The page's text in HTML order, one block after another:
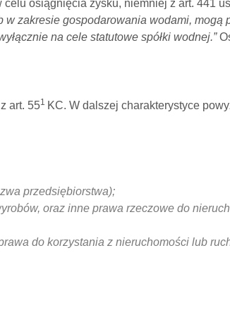
osiągnięcia zysku, niemniej z art. 441
zakresie gospodarowania wodami, mogą
na cele statutowe spółki wodnej.”
art. 551 KC. W dalszej charakterystyce
przedsiębiorstwa);
oraz inne prawa rzeczowe do
do korzystania z nieruchomości lub